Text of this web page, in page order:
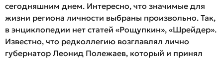
сегодняшним днем. Интересно, что значимые для
жизни региона личности выбраны произвольно. Так,
в энциклопедии нет статей «Рощупкин», «Шрейдер».
Известно, что редколлегию возглавлял лично
губернатор Леонид Полежаев, который и принял